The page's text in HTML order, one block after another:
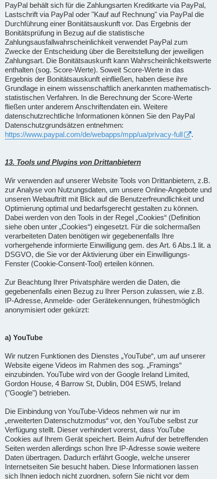
PayPal behält sich für die Zahlungsarten Kreditkarte via PayPal,
Lastschrift via PayPal oder "Kauf auf Rechnung" via PayPal die
Durchführung einer Bonitätsauskunft vor. Das Ergebnis der
Bonitätsprüfung in Bezug auf die statistische
Zahlungsausfallwahrscheinlichkeit verwendet PayPal zum
Zwecke der Entscheidung über die Bereitstellung der jeweiligen
Zahlungsart. Die Bonitätsauskunft kann Wahrscheinlichkeitswerte
enthalten (sog. Score-Werte). Soweit Score-Werte in das
Ergebnis der Bonitätsauskunft einfließen, haben diese ihre
Grundlage in einem wissenschaftlich anerkannten mathematisch-
statistischen Verfahren. In die Berechnung der Score-Werte
fließen unter anderem Anschriftendaten ein. Weitere
datenschutzrechtliche Informationen können Sie den PayPal
Datenschutzgrundsätzen entnehmen:
https://www.paypal.com/de/webapps/mpp/ua/privacy-full
.
13. Tools und Plugins von Drittanbietern
Wir verwenden auf unserer Website Tools von Drittanbietern, z.B.
zur Analyse von Nutzungsdaten, um unsere Online-Angebote und
unseren Webauftritt mit Blick auf die Benutzerfreundlichkeit und
Optimierung optimal und bedarfsgerecht gestalten zu können.
Dabei werden von den Tools in der Regel „Cookies“ (Definition
siehe oben unter „Cookies“) eingesetzt. Für die solchermaßen
verarbeiteten Daten benötigen wir gegebenenfalls Ihre
vorhergehende informierte Einwilligung gem. des Art. 6 Abs.1 lit. a
DSGVO, die Sie vor der Aktivierung über ein Einwilligungs-
Fenster (Cookie-Consent-Tool) erteilen können.
Zur Beachtung Ihrer Privatsphäre werden die Daten, die
gegebenenfalls einen Bezug zu Ihrer Person zulassen, wie z.B.
IP-Adresse, Anmelde- oder Gerätekennungen, frühestmöglich
anonymisiert oder gekürzt:
a) YouTube
Wir nutzen Funktionen des Dienstes „YouTube“, um auf unserer
Website eigene Videos im Rahmen des sog. „Framings“
einzubinden. YouTube wird von der Google Ireland Limited,
Gordon House, 4 Barrow St, Dublin, D04 ESW5, Ireland
("Google") betrieben.
Die Einbindung von YouTube-Videos nehmen wir nur im
„erweiterten Datenschutzmodus“ vor, den YouTube selbst zur
Verfügung stellt. Dieser verhindert vorerst, dass YouTube
Cookies auf Ihrem Gerät speichert. Beim Aufruf der betreffenden
Seiten werden allerdings schon Ihre IP-Adresse sowie weitere
Daten übertragen. Dadurch erfährt Google, welche unserer
Internetseiten Sie besucht haben. Diese Informationen lassen
sich Ihnen jedoch nicht zuordnen, sofern Sie nicht vor dem